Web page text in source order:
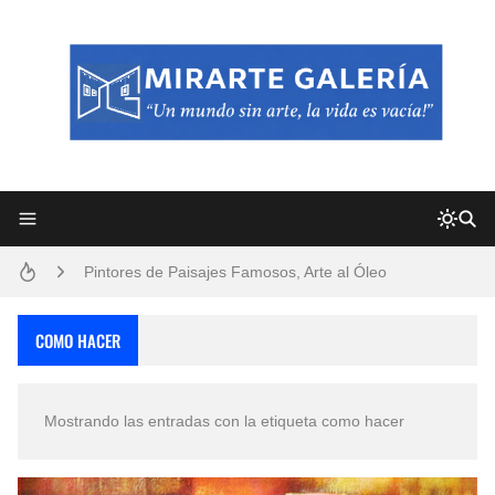
Pintores de Paisajes Famosos, Arte al Óleo
San Valentín Dibujos a Lápiz del 14 de Febrero
COMO HACER
Mostrando las entradas con la etiqueta como hacer